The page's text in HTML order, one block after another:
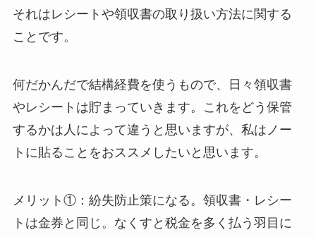
それはレシートや領収書の取り扱い方法に関する
ことです。
何だかんだで結構経費を使うもので、日々領収書
やレシートは貯まっていきます。これをどう保管
するかは人によって違うと思いますが、私はノー
トに貼ることをおススメしたいと思います。
メリット①：紛失防止策になる。領収書・レシー
トは金券と同じ。なくすと税金を多く払う羽目に